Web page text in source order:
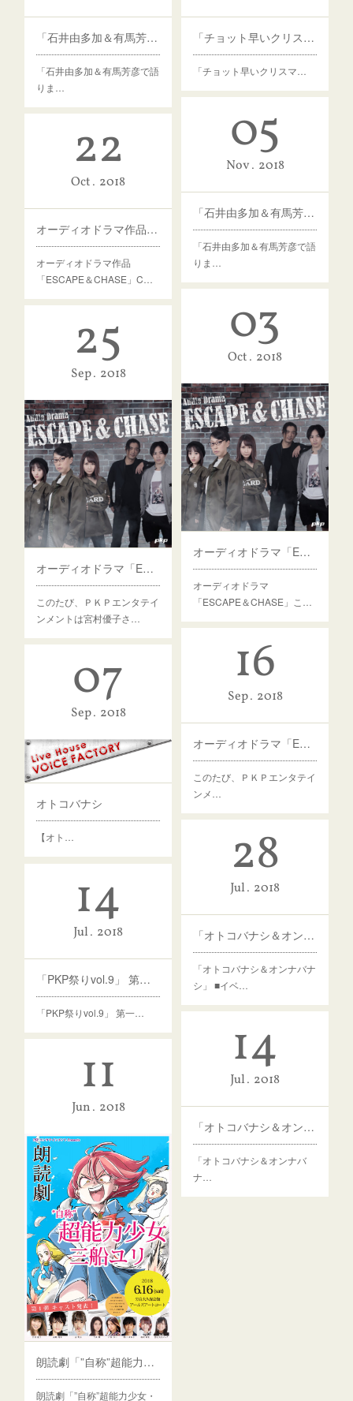
「石井由多加＆有馬芳彦で語ります②」
「石井由多加＆有馬芳彦で語
りま…
「チョット早いクリスマス会」
「チョット早いクリスマ…
05
Nov 2018
「石井由多加＆有馬芳彦で語ります」
「石井由多加＆有馬芳彦で語
りま…
22
Oct 2018
オーディオドラマ作品「ESCAPE＆CHASE」CD通販開始のお知らせ
オーディオドラマ作品
「ESCAPE＆CHASE」C…
03
Oct 2018
オーディオドラマ「ESCAPE＆CHASE」追加出演者情報 更に鈴木勝吾さん参加決定
オーディオドラマ
「ESCAPE＆CHASE」こ…
25
Sep 2018
オーディオドラマ「ESCAPE＆CHASE」追加出演者情報
このたび、ＰＫＰエンタテイ
ンメントは宮村優子さ…
16
Sep 2018
オーディオドラマ「ESCAPE＆CHASE」
このたび、ＰＫＰエンタテイ
ンメ…
07
Sep 2018
オトコバナシ
【オト… 28
Jul 2018
「オトコバナシ＆オンナバナシ」追加ゲスト
「オトコバナシ＆オンナバナ
シ」 ■イベ…
14
Jul 2018
「PKP祭りvol.9」 第一弾情報解禁
「PKP祭りvol.9」 第一…
14
Jul 2018
「オトコバナシ＆オンナバナシ」
「オトコバナシ＆オンナバ
ナ…
11
Jun 2018
朗読劇「”自称”超能力少女・三船ユリ」公演予約再募集のお知らせ
朗読劇「”自称”超能力少女・